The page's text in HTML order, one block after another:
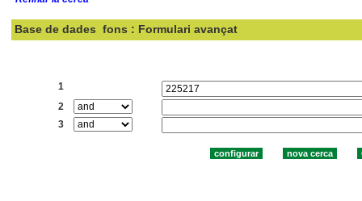
Base de dades fons : Formulari avançat
1
2
3